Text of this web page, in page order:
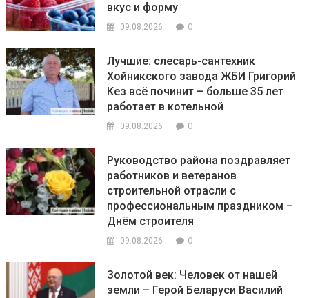
вкус и форму
09.08.2026 0
Лучшие: слесарь-сантехник
Хойникского завода ЖБИ Григорий
Кез всё починит – больше 35 лет
работает в котельной
09.08.2026 0
Руководство района поздравляет
работников и ветеранов
строительной отрасли с
профессиональным праздником –
Днём строителя
09.08.2026 0
Золотой век: Человек от нашей
земли – Герой Беларуси Василий